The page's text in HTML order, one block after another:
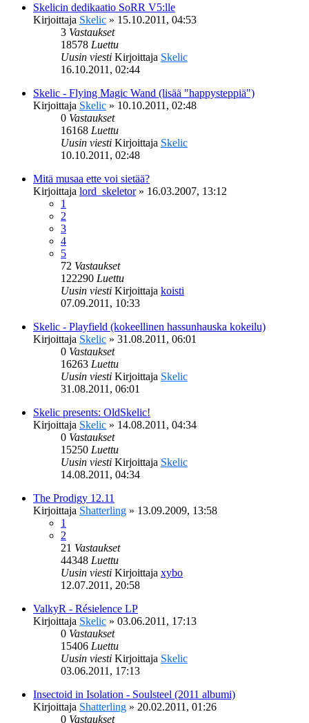
Skelicin dedikaatio SoRR V5:lle
Kirjoittaja Skelic » 15.10.2011, 04:53
3 Vastaukset
18578 Luettu
Uusin viesti Kirjoittaja Skelic
16.10.2011, 02:44
Skelic - Flying Magic Wand (lisää "happysteppiä")
Kirjoittaja Skelic » 10.10.2011, 02:48
0 Vastaukset
16168 Luettu
Uusin viesti Kirjoittaja Skelic
10.10.2011, 02:48
Mitä musaa ette voi sietää?
Kirjoittaja lord_skeletor» 16.03.2007, 13:12
1
2
3
4
5
72 Vastaukset
122290 Luettu
Uusin viesti Kirjoittaja koisti
07.09.2011, 10:33
Skelic - Playfield (kokeellinen hassunhauska kokeilu)
Kirjoittaja Skelic » 31.08.2011, 06:01
0 Vastaukset
16263 Luettu
Uusin viesti Kirjoittaja Skelic
31.08.2011, 06:01
Skelic presents: OldSkelic!
Kirjoittaja Skelic » 14.08.2011, 04:34
0 Vastaukset
15250 Luettu
Uusin viesti Kirjoittaja Skelic
14.08.2011, 04:34
The Prodigy 12.11
Kirjoittaja Shatterling » 13.09.2009, 13:58
1
2
21 Vastaukset
44348 Luettu
Uusin viesti Kirjoittaja xybo
12.07.2011, 20:58
ValkyR - Résielence LP
Kirjoittaja Skelic » 03.06.2011, 17:13
0 Vastaukset
15406 Luettu
Uusin viesti Kirjoittaja Skelic
03.06.2011, 17:13
Insectoid in Isolation - Soulsteel (2011 albumi)
Kirjoittaja Shatterling » 20.02.2011, 01:26
0 Vastaukset